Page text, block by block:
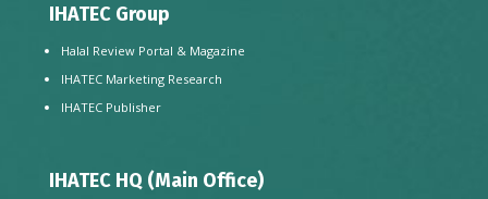
IHATEC Group
Halal Review Portal & Magazine
IHATEC Marketing Research
IHATEC Publisher
IHATEC HQ (Main Office)